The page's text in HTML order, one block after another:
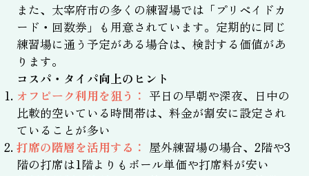
また、太宰府市の多くの練習場では「プリペイドカ
ード・回数券」も用意されています。定期的に同じ
練習場に通う予定がある場合は、検討する価値があ
ります。
コスパ・タイパ向上のヒント
オフピーク利用を狙う： 平日の早朝や深夜、日中の
比較的空いている時間帯は、料金が割安に設定され
ていることが多い
打席の階層を活用する： 屋外練習場の場合、2階や3
階の打席は1階よりもボール単価や打席料が安い